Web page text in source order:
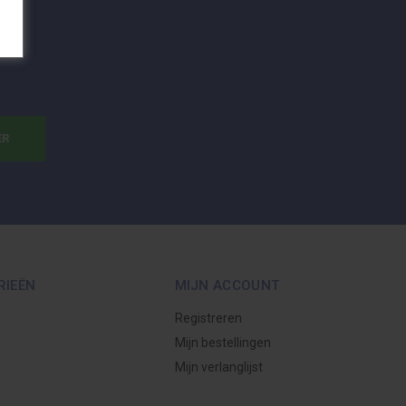
MIJN ACCOUNT
Registreren
Mijn bestellingen
Mijn verlanglijst